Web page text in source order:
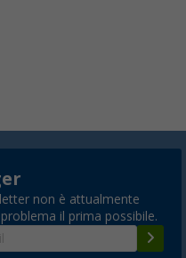
non è attualmente
il prima possibile.